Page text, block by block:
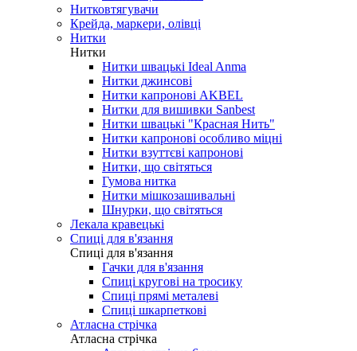
Нитковтягувачи
Крейда, маркери, олівці
Нитки
Нитки
Нитки швацькі Ideal Anma
Нитки джинсові
Нитки капронові AKBEL
Нитки для вишивки Sanbest
Нитки швацькі "Красная Нить"
Нитки капронові особливо міцні
Нитки взуттєві капронові
Нитки, що світяться
Гумова нитка
Нитки мішкозашивальні
Шнурки, що світяться
Лекала кравецькі
Cпиці для в'язання
Cпиці для в'язання
Гачки для в'язання
Спиці кругові на тросику
Спиці прямі металеві
Спиці шкарпеткові
Атласна стрічка
Атласна стрічка